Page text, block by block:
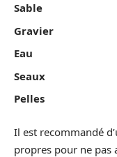
Sable
Gravier
Eau
Seaux
Pelles
Il est recommandé
propres pour ne pas